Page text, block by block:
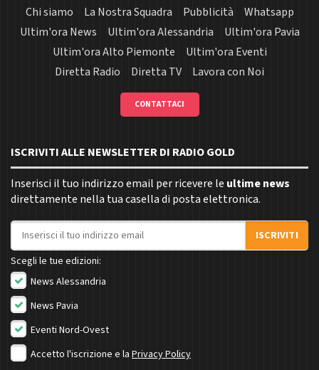
Chi siamo La Nostra Squadra Pubblicità
Whatsapp
Ultim'ora News
Ultim'ora Alessandria
Ultim'ora Pavia
Ultim'ora Alto Piemonte
Ultim'ora Eventi
Diretta Radio
Diretta TV Lavora con Noi
CONTATTACI
ISCRIVITI ALLE NEWSLETTER DI RADIO GOLD
Inserisci il tuo indirizzo email per ricevere le ultime news
direttamente nella tua casella di posta elettronica.
Indirizzo email
ISCRIVITI
Scegli le tue edizioni:
News Alessandria
News Pavia
Eventi Nord-Ovest
Accetto l'iscrizione e la Privacy Policy